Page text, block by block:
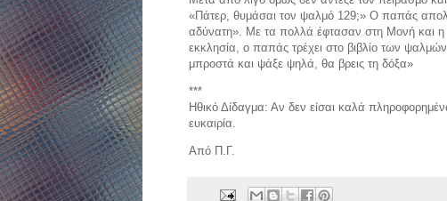
«Πάτερ, θυμάσαι τον ψαλμό 129;» Ο παπάς
αδύνατη». Με τα πολλά έφτασαν στη Μονή και η
εκκλησία, ο παπάς τρέχει στο βιβλίο των
μπροστά και ψάξε ψηλά, θα βρεις τη δόξα»
***
Ηθικό Δίδαγμα: Αν δεν είσαι καλά
ευκαιρία.
Από Π.Γ.